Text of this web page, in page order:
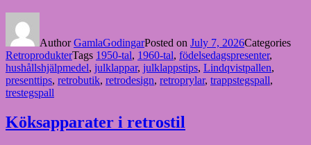
AuthorGamlaGodingarPosted on July 7, 2026Categories
RetroprodukterTags 1950-tal, 1960-tal, födelsedagspresenter,
hushållshjälpmedel, julklappar, julklappstips, Lindqvistpallen,
presenttips, retrobutik, retrodesign, retroprylar, trappstegspall,
trestegspall
Köksapparater i retrostil